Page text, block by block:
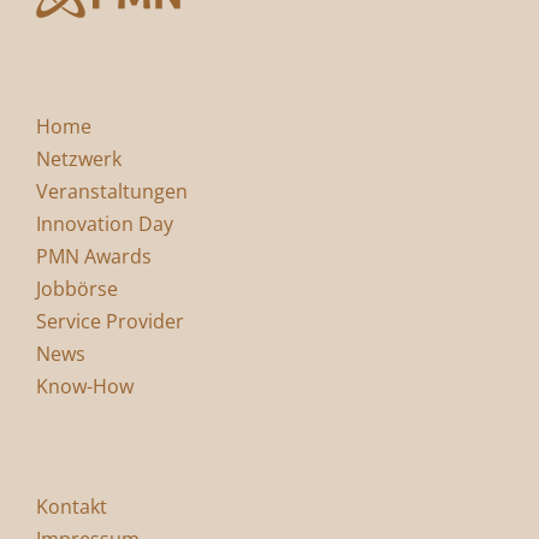
Home
Netzwerk
Veranstaltungen
Innovation Day
PMN Awards
Jobbörse
Service Provider
News
Know-How
Kontakt